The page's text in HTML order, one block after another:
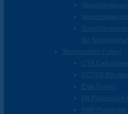
für
Technischen Folien
CTA
ECTFE
EVA-Folien
PA Polyamid-
PAR